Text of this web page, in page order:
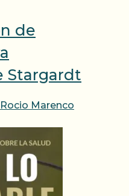
de
Stargardt
Rocio Marenco